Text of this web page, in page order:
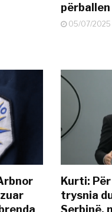
05/07/2025
Kurti:
trysnia